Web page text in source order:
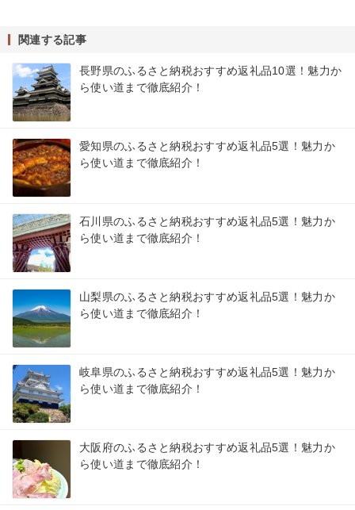
関連する記事
長野県のふるさと納税おすすめ返礼品10選！魅力か
ら使い道まで徹底紹介！
愛知県のふるさと納税おすすめ返礼品5選！魅力か
ら使い道まで徹底紹介！
石川県のふるさと納税おすすめ返礼品5選！魅力か
ら使い道まで徹底紹介！
山梨県のふるさと納税おすすめ返礼品5選！魅力か
ら使い道まで徹底紹介！
岐阜県のふるさと納税おすすめ返礼品5選！魅力か
ら使い道まで徹底紹介！
大阪府のふるさと納税おすすめ返礼品5選！魅力か
ら使い道まで徹底紹介！